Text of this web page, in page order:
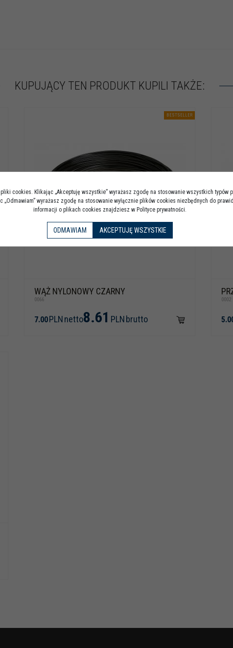
KUPUJĄCY TEN PRODUKT KUPILI TAKŻE:
BESTSELLER
WĄŻ NYLONOWY CZARNY
0066
7.00PLNnetto8.61 PLNbrutto
0002
cookies. Klikając „Akceptuję wszystkie” wyrażasz zgodę na stosowanie wszystkich typów
„Odmawiam” wyrażasz zgodę na stosowanie wyłącznie plików cookies niezbędnych do
informacji o plikach cookies znajdziesz w Polityce prywatności.
ODMAWIAM AKCEPTUJĘ WSZYSTKIE